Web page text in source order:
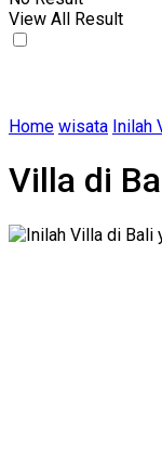
View All Result
Home wisata Inilah
Villa di